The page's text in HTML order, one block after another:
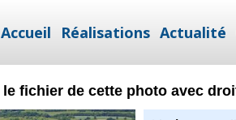
Accueil Réalisations Actualité